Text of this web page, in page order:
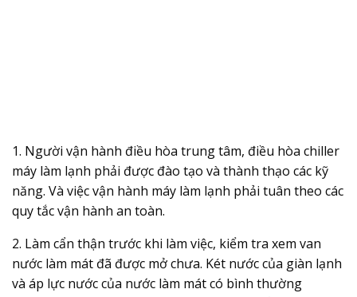
1. Người vận hành điều hòa trung tâm, điều hòa chiller
máy làm lạnh phải được đào tạo và thành thạo các kỹ
năng. Và việc vận hành máy làm lạnh phải tuân theo các
quy tắc vận hành an toàn.
2. Làm cẩn thận trước khi làm việc, kiểm tra xem van
nước làm mát đã được mở chưa. Két nước của giàn lạnh
và áp lực nước của nước làm mát có bình thường